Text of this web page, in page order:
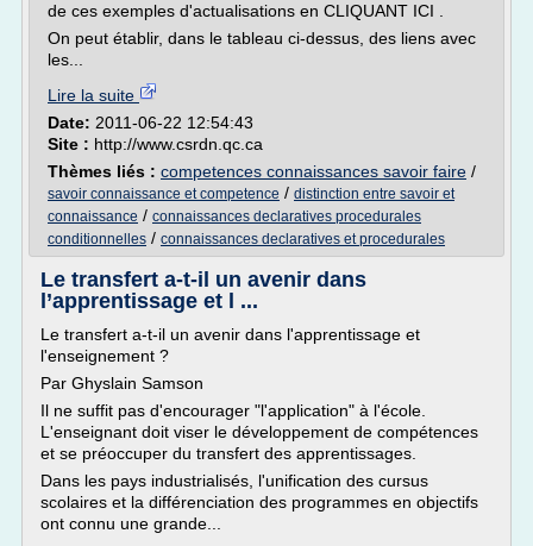
de ces exemples d'actualisations en CLIQUANT ICI .
On peut établir, dans le tableau ci-dessus, des liens avec
les...
Lire la suite
Date: 2011-06-22 12:54:43
Site : http://www.csrdn.qc.ca
Thèmes liés : competences connaissances savoir faire /
savoir connaissance et competence / distinction entre savoir et
connaissance / connaissances declaratives procedurales
conditionnelles / connaissances declaratives et procedurales
Le transfert a-t-il un avenir dans
l’apprentissage et l ...
Le transfert a-t-il un avenir dans l'apprentissage et
l'enseignement ?
Par Ghyslain Samson
Il ne suffit pas d'encourager "l'application" à l'école.
L'enseignant doit viser le développement de compétences
et se préoccuper du transfert des apprentissages.
Dans les pays industrialisés, l'unification des cursus
scolaires et la différenciation des programmes en objectifs
ont connu une grande...